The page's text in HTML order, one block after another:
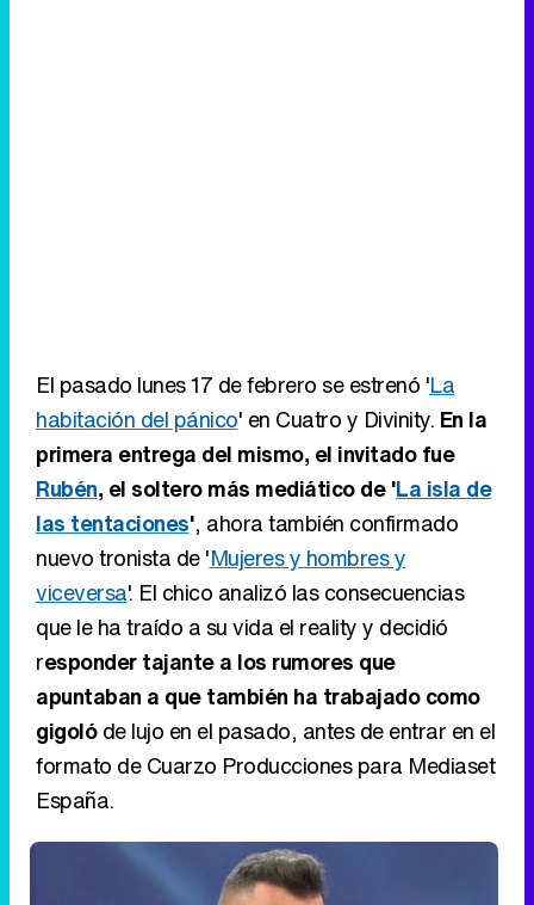
El pasado lunes 17 de febrero se estrenó 'La
habitación del pánico' en Cuatro y Divinity. En la
primera entrega del mismo, el invitado fue
Rubén, el soltero más mediático de 'La isla de
las tentaciones', ahora también confirmado
nuevo tronista de 'Mujeres y hombres y
viceversa'. El chico analizó las consecuencias
que le ha traído a su vida el reality y decidió
responder tajante a los rumores que
apuntaban a que también ha trabajado como
gigolóde lujo en el pasado, antes de entrar en el
formato de Cuarzo Producciones para Mediaset
España.